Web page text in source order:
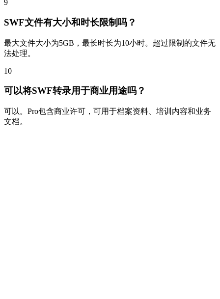
9
SWF文件有大小和时长限制吗？
最大文件大小为5GB，最长时长为10小时。超过限制的文件无
法处理。
10
可以将SWF转录用于商业用途吗？
可以。Pro包含商业许可，可用于档案资料、培训内容和业务
文档。